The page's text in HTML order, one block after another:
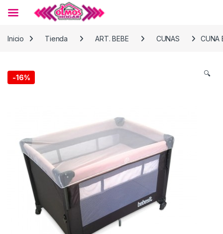
Inicio
Tienda ART. BEBE CUNAS CUNA
-16% 🔍